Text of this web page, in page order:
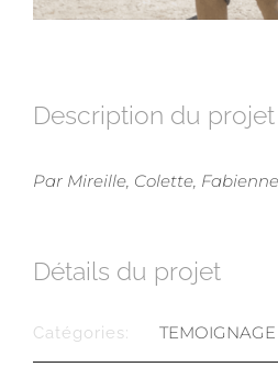
Description du projet
Par Mireille, Colette,
Détails du projet
Catégories: TEMOIGNAGE